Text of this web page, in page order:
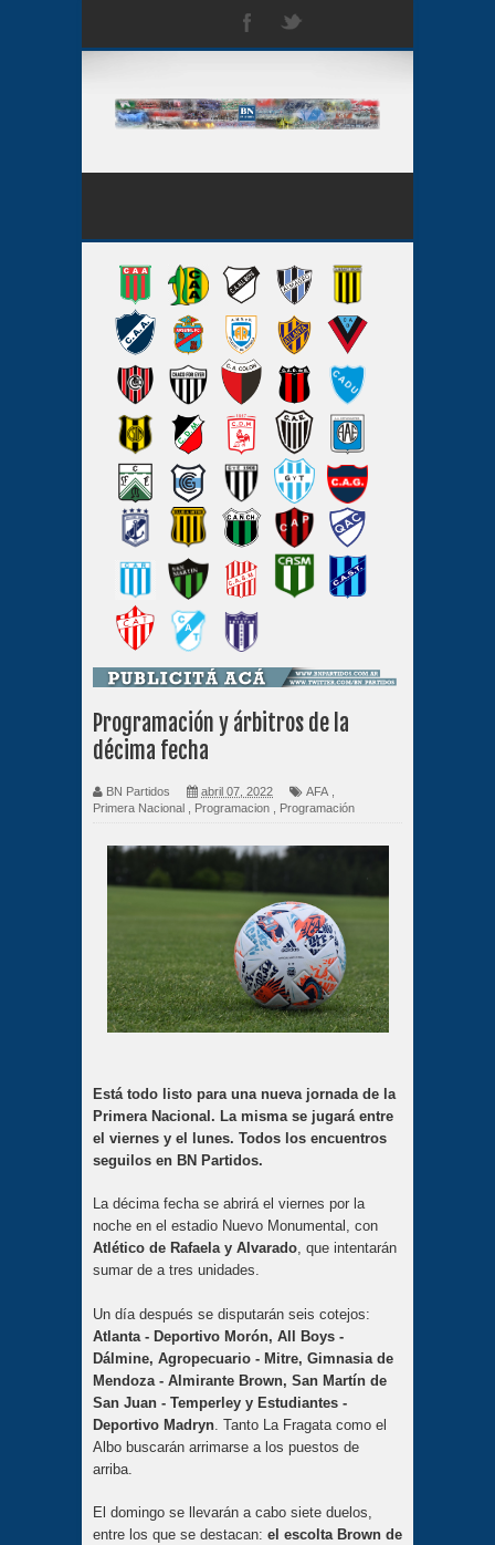
Programación y árbitros de la
décima fecha
BN Partidos abril 07, 2022 AFA
Primera Nacional
Programacion Programación
Está todo listo para una nueva jornada de la
Primera Nacional. La misma se jugará entre
el viernes y el lunes. Todos los encuentros
seguilos en BN Partidos.
La décima fecha se abrirá el viernes por la
noche en el estadio Nuevo Monumental, con
Atlético de Rafaela y Alvarado, que intentarán
sumar de a tres unidades.
Un día después se disputarán seis cotejos:
Atlanta - Deportivo Morón, All Boys -
Dálmine, Agropecuario - Mitre, Gimnasia de
Mendoza - Almirante Brown, San Martín de
San Juan - Temperley y Estudiantes -
Deportivo Madryn . Tanto La Fragata como el
Albo buscarán arrimarse a los puestos de
arriba.
El domingo se llevarán a cabo siete duelos,
entre los que se destacan: el escolta Brown de